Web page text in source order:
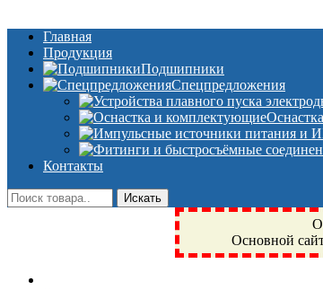
Главная
Продукция
Подшипники
Спецпредложения
Контакты
Основной
Фрязино, Антал+, плюс, Свердловский,